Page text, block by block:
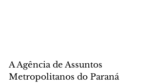
A Agência de Assuntos
Metropolitanos do Paraná